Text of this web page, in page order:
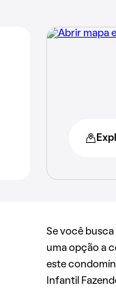
Se você
uma opção a
este
Infantil